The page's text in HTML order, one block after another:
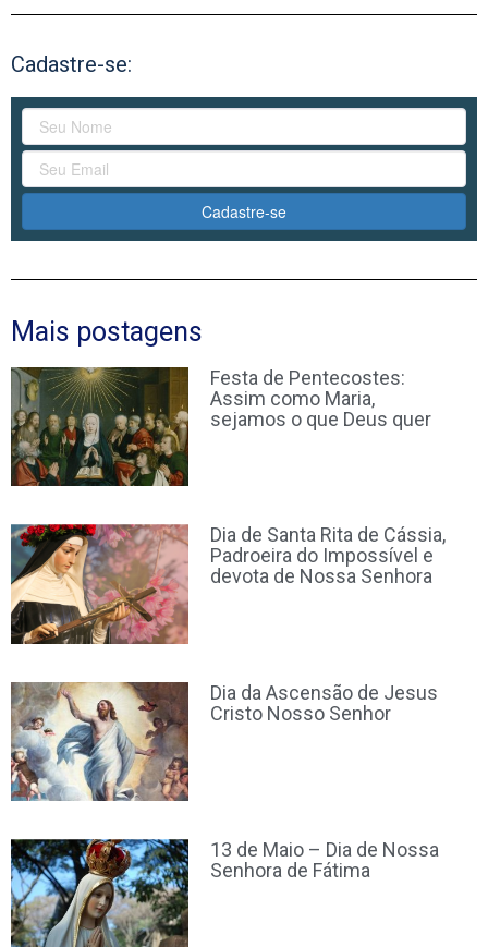
Cadastre-se:
Cadastre-se
Mais postagens
Festa de Pentecostes:
Assim como Maria,
sejamos o que Deus quer
Dia de Santa Rita de Cássia,
Padroeira do Impossível e
devota de Nossa Senhora
Dia da Ascensão de Jesus
Cristo Nosso Senhor
13 de Maio – Dia de Nossa
Senhora de Fátima